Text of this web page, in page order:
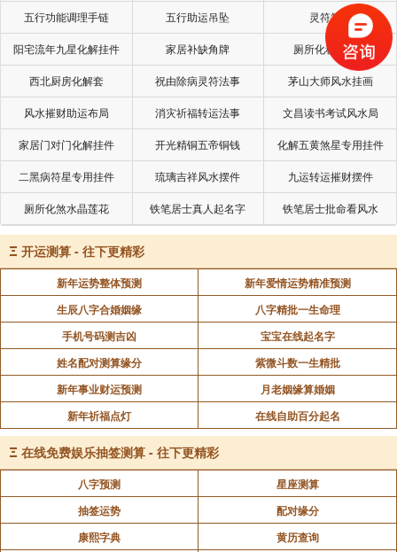
五行功能调理手链 五行助运吊坠 灵符符咒
阳宅流年九星化解挂件 家居补缺角牌 厕所化秽气煞套
西北厨房化解套 祝由除病灵符法事 茅山大师风水挂画
风水摧财助运布局 消灾祈福转运法事 文昌读书考试风水局
家居门对门化解挂件 开光精铜五帝铜钱 化解五黄煞星专用挂件
二黑病符星专用挂件 琉璃吉祥风水摆件 九运转运摧财摆件
厕所化煞水晶莲花 铁笔居士真人起名字 铁笔居士批命看风水
Ξ 开运测算 - 往下更精彩
新年运势整体预测
新年爱情运势精准预测
生辰八字合婚姻缘
八字精批一生命理
手机号码测吉凶
宝宝在线起名字
姓名配对测算缘分
紫微斗数一生精批
新年事业财运预测
月老姻缘算婚姻
新年祈福点灯
在线自助百分起名
Ξ 在线免费娱乐抽签测算 - 往下更精彩
八字预测
星座测算
抽签运势
配对缘分
康熙字典
黄历查询